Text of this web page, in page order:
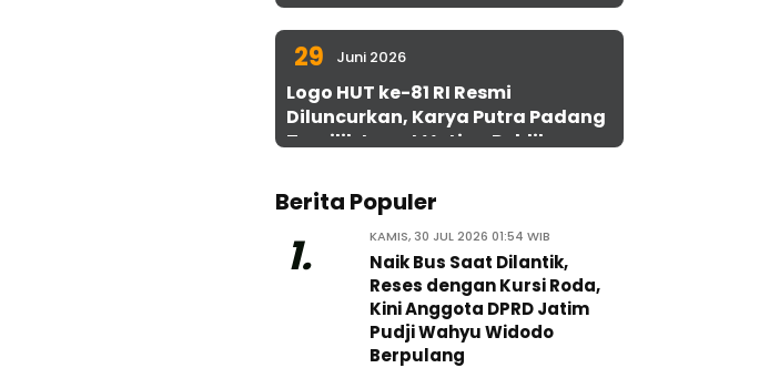
29 Juni 2026
Logo HUT ke-81 RI Resmi
Diluncurkan, Karya Putra Padang
Terpilih Lewat Voting Publik
Berita Populer
1. KAMIS, 30 JUL 2026 01:54 WIB
Naik Bus Saat Dilantik,
Reses dengan Kursi Roda,
Kini Anggota DPRD Jatim
Pudji Wahyu Widodo
Berpulang